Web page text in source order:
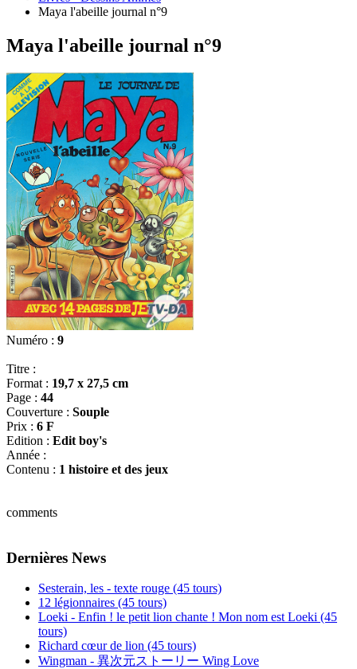
Maya l'abeille journal n°9
Maya l'abeille journal n°9
Numéro : 9
Titre :
Format : 19,7 x 27,5 cm
Page : 44
Couverture : Souple
Prix : 6 F
Edition : Edit boy's
Année :
Contenu : 1 histoire et des jeux
comments
Dernières News
Sesterain, les - texte rouge (45 tours)
12 légionnaires (45 tours)
Loeki - Enfin ! le petit lion chante ! Mon nom est Loeki (45
tours)
Richard cœur de lion (45 tours)
Wingman - 異次元ストーリー Wing Love